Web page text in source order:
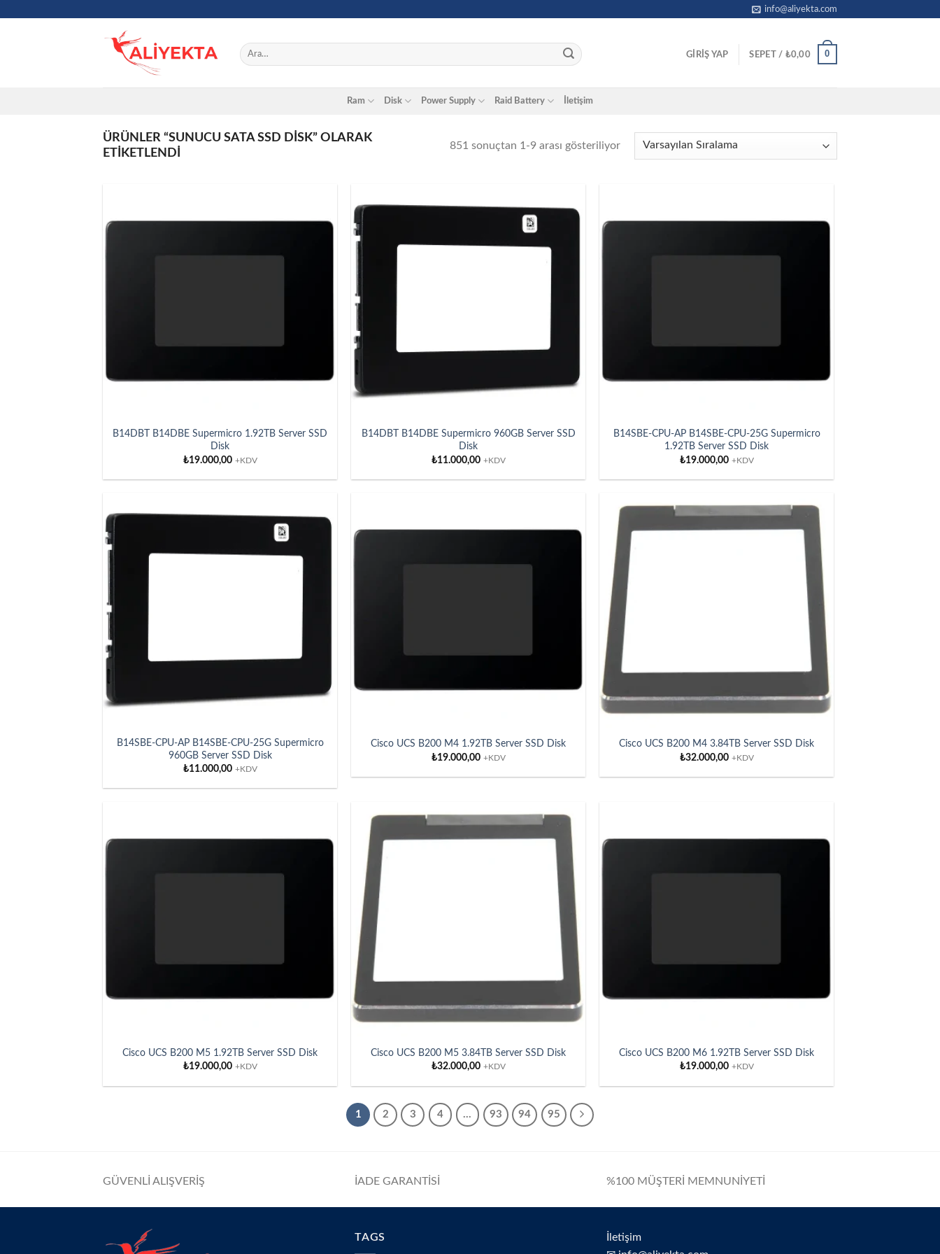
info@aliyekta.com
Ara:
GIRIŞ YAP SEPET / ₺0,00 0
Ram Disk Power Supply Raid Battery İletişim
ÜRÜNLER “SUNUCU SATA SSD DISK” OLARAK
ETIKETLENDI
851 sonuçtan 1-9 arası gösteriliyor
B14DBT B14DBE Supermicro 1.92TB Server SSD
Disk
₺19.000,00 +KDV
B14DBT B14DBE Supermicro 960GB Server SSD
Disk
₺11.000,00 +KDV
B14SBE-CPU-AP B14SBE-CPU-25G Supermicro
1.92TB Server SSD Disk
₺19.000,00 +KDV
B14SBE-CPU-AP B14SBE-CPU-25G Supermicro
960GB Server SSD Disk
₺11.000,00 +KDV
Cisco UCS B200 M4 1.92TB Server SSD Disk
₺19.000,00 +KDV
Cisco UCS B200 M4 3.84TB Server SSD Disk
₺32.000,00 +KDV
Cisco UCS B200 M5 1.92TB Server SSD Disk
₺19.000,00 +KDV
Cisco UCS B200 M5 3.84TB Server SSD Disk
₺32.000,00 +KDV
Cisco UCS B200 M6 1.92TB Server SSD Disk
₺19.000,00 +KDV
1 2 3 4 … 93 94 95
GÜVENLİ ALIŞVERİŞ İADE GARANTİSİ %100 MÜŞTERİ MEMNUNİYETİ
TAGS
İletişim